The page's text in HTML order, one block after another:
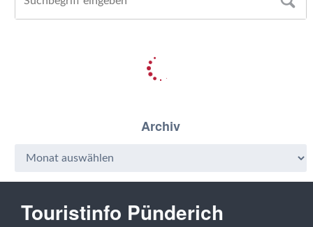
Archiv
Touristinfo Pünderich